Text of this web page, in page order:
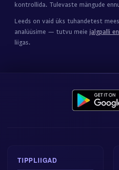
kontrollida. Tulevaste mängude
Leeds on vaid üks tuhandetest
analüüsime — tutvu meie jalgpalli
liigas.
TIPPLIIGAD